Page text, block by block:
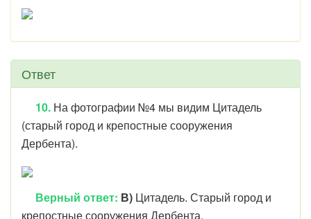
Ответ
10. На фотографии №4 мы видим Цитадель
(старый город и крепостные сооружения
Дербента).
Верный ответ: В) Цитадель. Старый город и
крепостные сооружения Дербента.